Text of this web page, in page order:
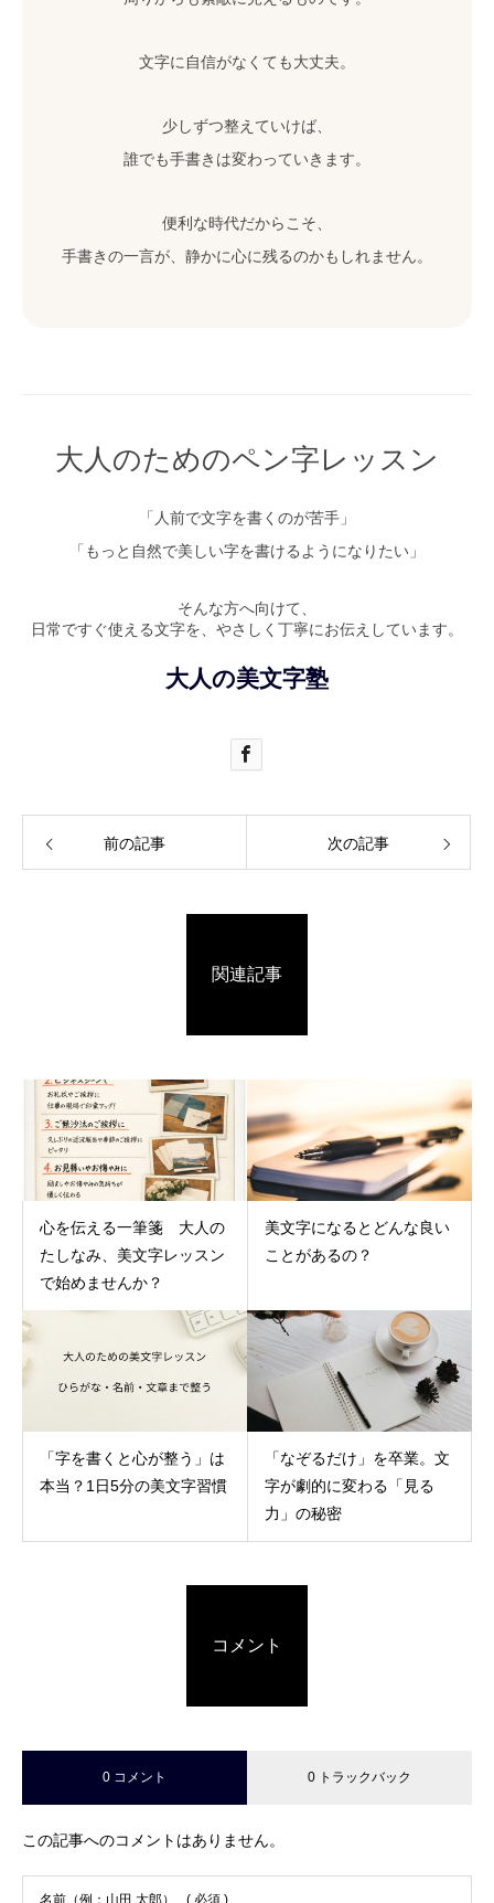
文字に自信がなくても大丈夫。
少しずつ整えていけば、
誰でも手書きは変わっていきます。
便利な時代だからこそ、
手書きの一言が、静かに心に残るのかもしれません。
大人のためのペン字レッスン
「人前で文字を書くのが苦手」
「もっと自然で美しい字を書けるようになりたい」
そんな方へ向けて、
日常ですぐ使える文字を、やさしく丁寧にお伝えしています。
大人の美文字塾
前の記事 次の記事
関連記事
心を伝える一筆箋 大人の
たしなみ、美文字レッスン
で始めませんか？
美文字になるとどんな良い
ことがあるの？
「字を書くと心が整う」は
本当？1日5分の美文字習慣
「なぞるだけ」を卒業。文
字が劇的に変わる「見る
力」の秘密
コメント
0 コメント 0 トラックバック
この記事へのコメントはありません。
名前（例：山田 太郎） ( 必須 )